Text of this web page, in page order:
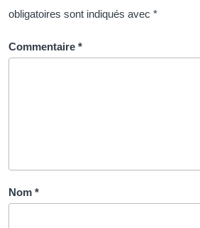
obligatoires sont indiqués avec *
Commentaire *
Nom *